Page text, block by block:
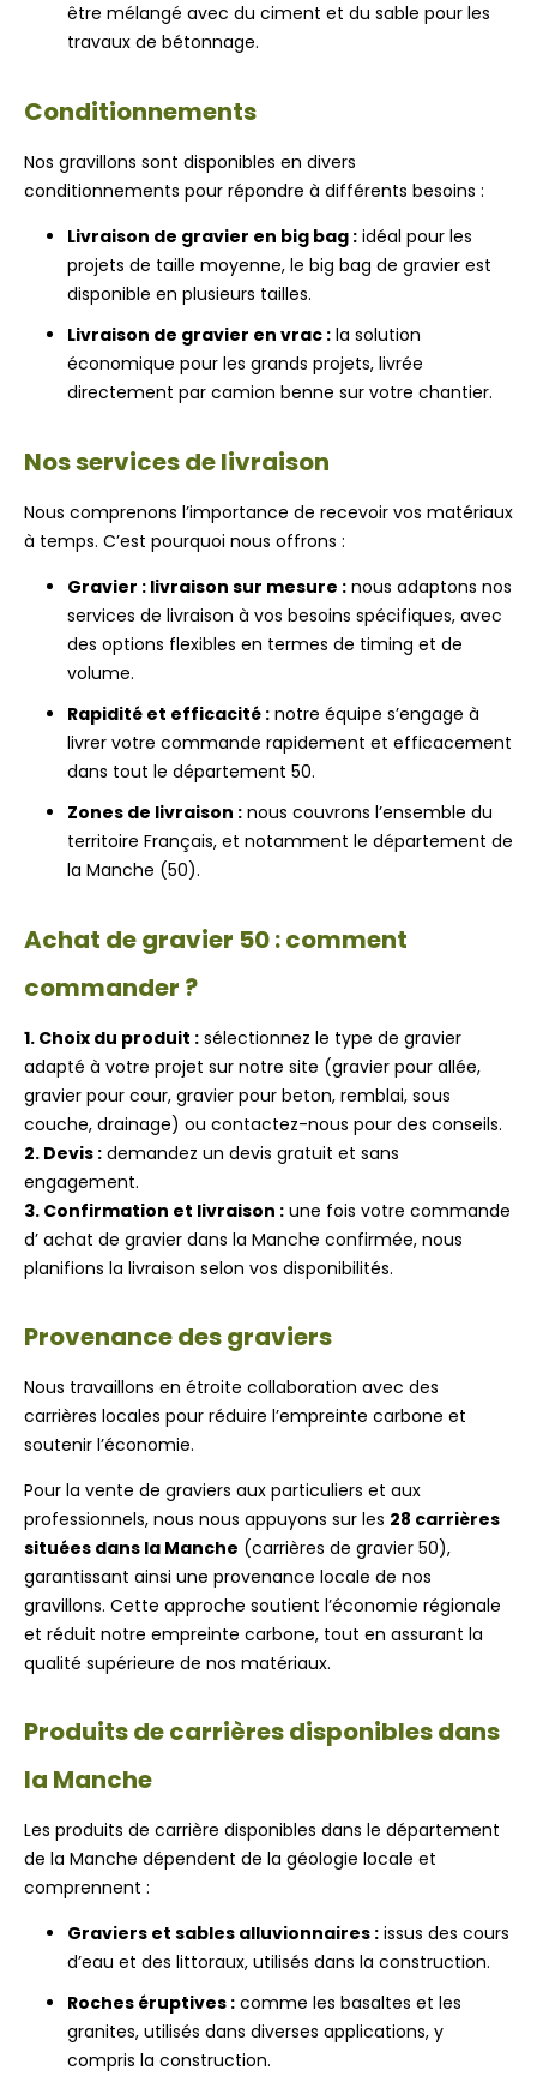
être mélangé avec du ciment et du sable pour les
travaux de bétonnage.
Conditionnements
Nos gravillons sont disponibles en divers
conditionnements pour répondre à différents besoins :
Livraison de gravier en big bag : idéal pour les
projets de taille moyenne, le big bag de gravier est
disponible en plusieurs tailles.
Livraison de gravier en vrac : la solution
économique pour les grands projets, livrée
directement par camion benne sur votre chantier.
Nos services de livraison
Nous comprenons l’importance de recevoir vos matériaux
à temps. C’est pourquoi nous offrons :
Gravier : livraison sur mesure : nous adaptons nos
services de livraison à vos besoins spécifiques, avec
des options flexibles en termes de timing et de
volume.
Rapidité et efficacité : notre équipe s’engage à
livrer votre commande rapidement et efficacement
dans tout le département 50.
Zones de livraison : nous couvrons l’ensemble du
territoire Français, et notamment le département de
la Manche (50).
Achat de gravier 50 : comment
commander ?
1. Choix du produit : sélectionnez le type de gravier
adapté à votre projet sur notre site (gravier pour allée,
gravier pour cour, gravier pour beton, remblai, sous
couche, drainage) ou contactez-nous pour des conseils.
2. Devis : demandez un devis gratuit et sans
engagement.
3. Confirmation et livraison : une fois votre commande
d’ achat de gravier dans la Manche confirmée, nous
planifions la livraison selon vos disponibilités.
Provenance des graviers
Nous travaillons en étroite collaboration avec des
carrières locales pour réduire l’empreinte carbone et
soutenir l’économie.
Pour la vente de graviers aux particuliers et aux
professionnels, nous nous appuyons sur les 28 carrières
situées dans la Manche (carrières de gravier 50),
garantissant ainsi une provenance locale de nos
gravillons. Cette approche soutient l’économie régionale
et réduit notre empreinte carbone, tout en assurant la
qualité supérieure de nos matériaux.
Produits de carrières disponibles dans
la Manche
Les produits de carrière disponibles dans le département
de la Manche dépendent de la géologie locale et
comprennent :
Graviers et sables alluvionnaires : issus des cours
d’eau et des littoraux, utilisés dans la construction.
Roches éruptives : comme les basaltes et les
granites, utilisés dans diverses applications, y
compris la construction.